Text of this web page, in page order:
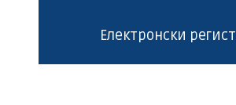
Електронски